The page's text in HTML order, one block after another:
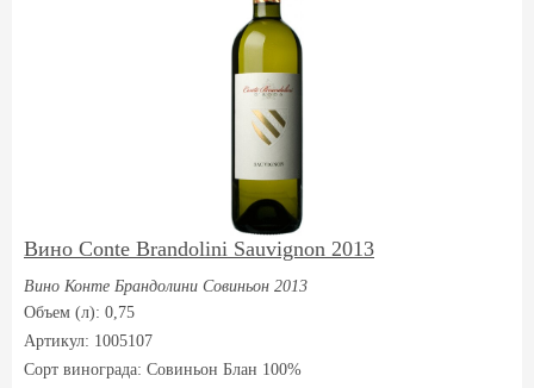
Вино Conte Brandolini Sauvignon 2013
Вино Конте Брандолини Совиньон 2013
Объем (л): 0,75
Артикул: 1005107
Сорт винограда: Совиньон Блан 100%